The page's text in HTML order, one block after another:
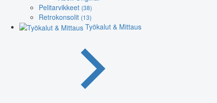
Pelitarvikkeet (38)
Retrokonsolit (13)
Työkalut & Mittaus